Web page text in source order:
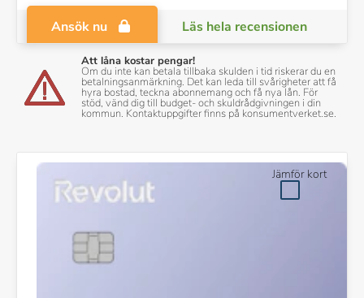
Ansök nu Läs hela recensionen
Att låna kostar pengar!
Om du inte kan betala tillbaka skulden i tid riskerar du en
betalningsanmärkning. Det kan leda till svårigheter att få
hyra bostad, teckna abonnemang och få nya lån. För
stöd, vänd dig till budget- och skuldrådgivningen i din
kommun. Kontaktuppgifter finns på konsumentverket.se.
Jämför kort